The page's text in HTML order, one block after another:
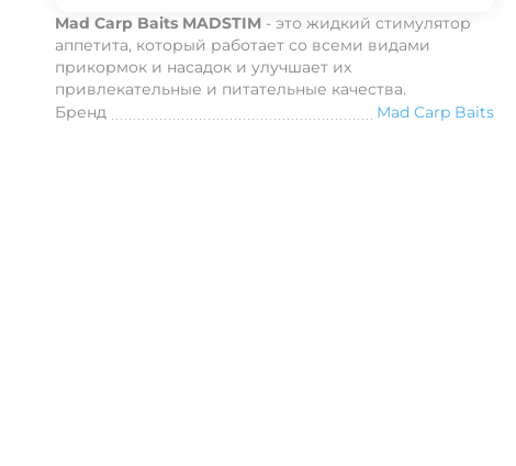
Mad Carp Baits MADSTIM - это жидкий стимулятор
аппетита, который работает со всеми видами
прикормок и насадок и улучшает их
привлекательные и питательные качества.
Бренд
Mad Carp Baits